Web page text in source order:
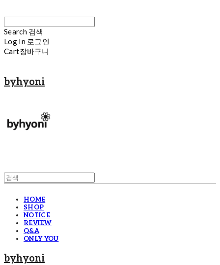
Search 검색
Log In 로그인
Cart장바구니
byhyoni
HOME
SHOP
NOTICE
REVIEW
Q&A
ONLY YOU
byhyoni